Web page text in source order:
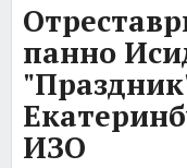
панно
ИЗО